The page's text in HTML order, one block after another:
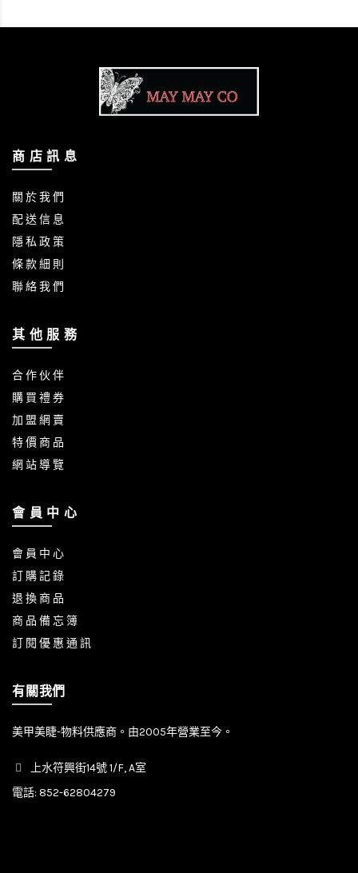
商 店 訊 息
關 於 我 們
配 送 信 息
隱 私 政 策
條 款 細 則
聯 絡 我 們
其 他 服 務
合 作 伙 伴
購 買 禮 券
加 盟 網 賣
特 價 商 品
網 站 導 覽
會 員 中 心
會 員 中 心
訂 購 記 錄
退 換 商 品
商 品 備 忘 簿
訂 閱 優 惠 通 訊
有關我們
美甲美睫-物料供應商。由2005年營業至今。
上水符興街14號 1/F, A室
電話: 852-62804279